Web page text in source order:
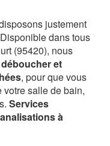
justement
dans tous
(95420), nous
déboucher et
, pour que vous
votre salle de bain,
Services
à